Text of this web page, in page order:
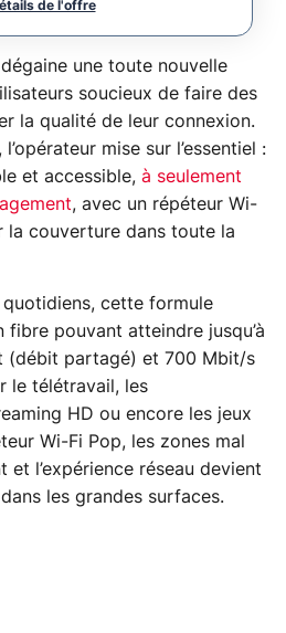
une toute nouvelle
soucieux de faire des
la qualité de leur connexion.
mise sur l’essentiel :
et accessible, à seulement
, avec un répéteur Wi-
la couverture dans toute la
cette formule
fibre pouvant atteindre jusqu’à
(débit partagé) et 700 Mbit/s
le télétravail, les
HD ou encore les jeux
Wi-Fi Pop, les zones mal
et l’expérience réseau devient
les grandes surfaces.